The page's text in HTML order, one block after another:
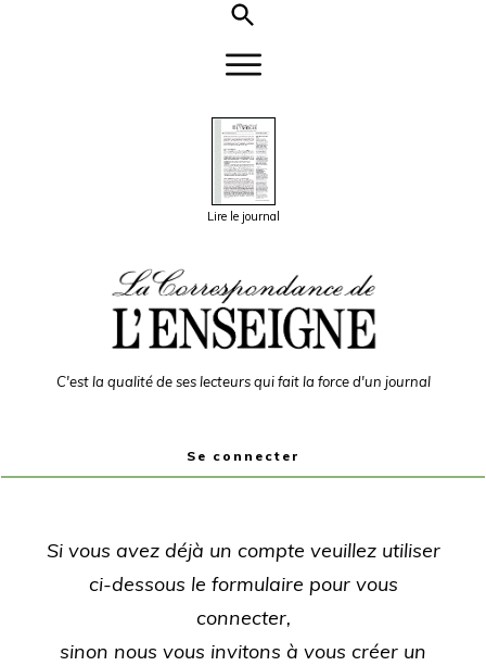
Lire le journal
C'est la qualité de ses lecteurs qui fait la force d'un journal
Se connecter
Si vous avez déjà un compte veuillez utiliser
ci-dessous le formulaire pour vous
connecter,
sinon nous vous invitons à vous créer un